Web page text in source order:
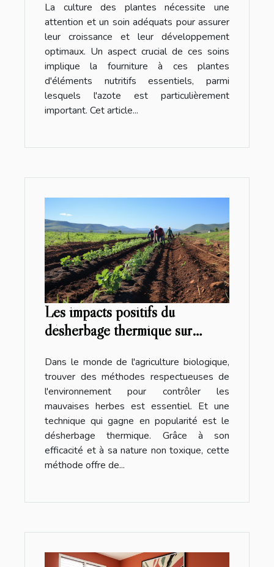
La culture des plantes nécessite une
attention et un soin adéquats pour assurer
leur croissance et leur développement
optimaux. Un aspect crucial de ces soins
implique la fourniture à ces plantes
d'éléments nutritifs essentiels, parmi
lesquels l'azote est particulièrement
important. Cet article...
Les impacts positifs du
désherbage thermique sur
Dans le monde de l'agriculture biologique,
trouver des méthodes respectueuses de
l'environnement pour contrôler les
mauvaises herbes est essentiel. Et une
technique qui gagne en popularité est le
désherbage thermique. Grâce à son
efficacité et à sa nature non toxique, cette
méthode offre de...